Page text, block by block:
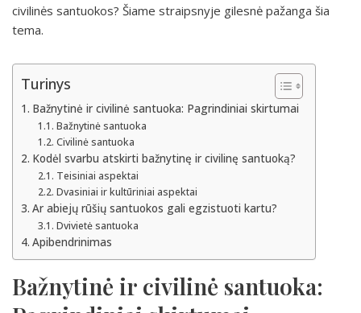
civilinės santuokos? Šiame straipsnyje gilesnė pažanga šia
tema.
Turinys
Bažnytinė ir civilinė santuoka: Pagrindiniai skirtumai
Bažnytinė santuoka
Civilinė santuoka
Kodėl svarbu atskirti bažnytinę ir civilinę santuoką?
Teisiniai aspektai
Dvasiniai ir kultūriniai aspektai
Ar abiejų rūšių santuokos gali egzistuoti kartu?
Dvivietė santuoka
Apibendrinimas
Bažnytinė ir civilinė santuoka: